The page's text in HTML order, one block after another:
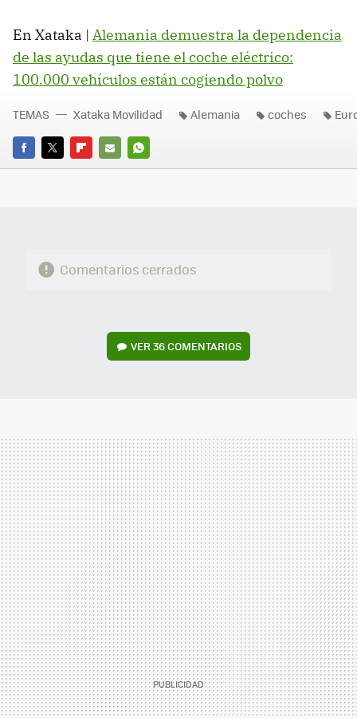
En Xataka | Alemania demuestra la dependencia
de las ayudas que tiene el coche eléctrico:
100.000 vehículos están cogiendo polvo
FACEBOOK
TWITTERFLIPBOARD
E-
WHATSAPP
TEMAS Xataka Movilidad Alemania coches
Comentarios cerrados
VER36 COMENTARIOS